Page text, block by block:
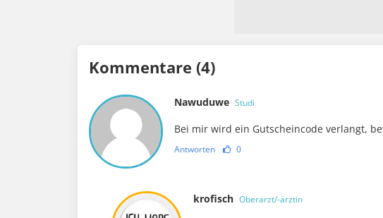
Kommentare (4)
Nawuduwe Studi
Bei mir wird ein Gutscheincode verlangt,
Antworten 0
krofisch Oberarzt/-ärztin